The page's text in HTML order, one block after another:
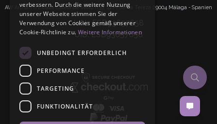
AW Artisan S.L.Calle Caleta de Velez n39, 41 PI Santa Tereza 29004 Málaga - Spanien
IdNr: ESB93657658
UID: ESB93657658
verbessern. Durch die weitere Nutzung
unserer Webseite stimmen Sie der
Verwendung von Cookies gemäß unserer
Cookie-Richtlinie zu. Weitere Informationen
UNBEDINGT ERFORDERLICH
PERFORMANCE
TARGETING
FUNKTIONALITÄT